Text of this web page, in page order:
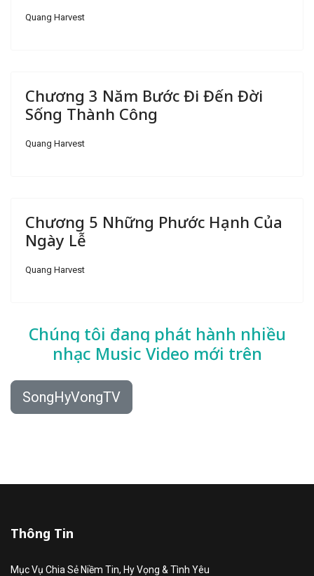
Quang Harvest
Chương 3 Năm Bước Đi Đến Đời
Sống Thành Công
Quang Harvest
Chương 5 Những Phước Hạnh Của
Ngày Lễ
Quang Harvest
Chúng tôi đang phát hành nhiều
nhạc Music Video mới trên
SongHyVongTV
Thông Tin
Mục Vụ Chia Sẻ Niềm Tin, Hy Vọng & Tình Yêu